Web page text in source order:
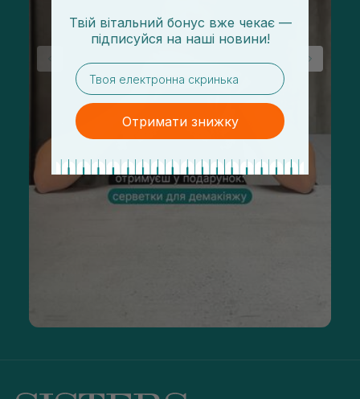
Твій вітальний бонус вже чекає —
підписуйся на наші новини!
email
Отримати знижку